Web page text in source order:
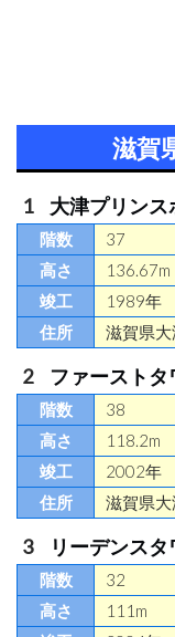
滋賀
大津プリンス
37
136.67m
1989年
滋賀県
ファースト
38
118.2m
2002年
滋賀県
リーデンス
32
111m